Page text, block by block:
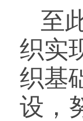
至
织实
织基
设，